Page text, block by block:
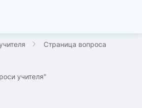
Страница вопроса
учителя"